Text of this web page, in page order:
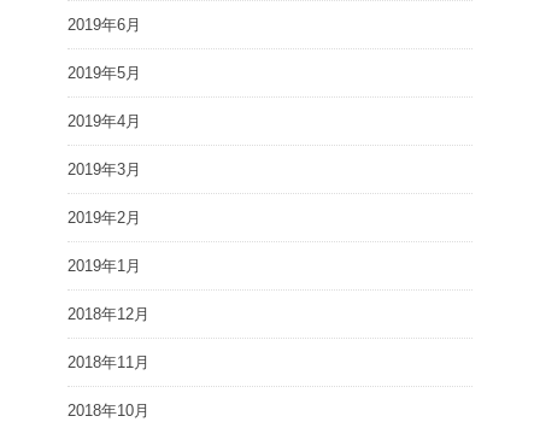
2019年6月
2019年5月
2019年4月
2019年3月
2019年2月
2019年1月
2018年12月
2018年11月
2018年10月